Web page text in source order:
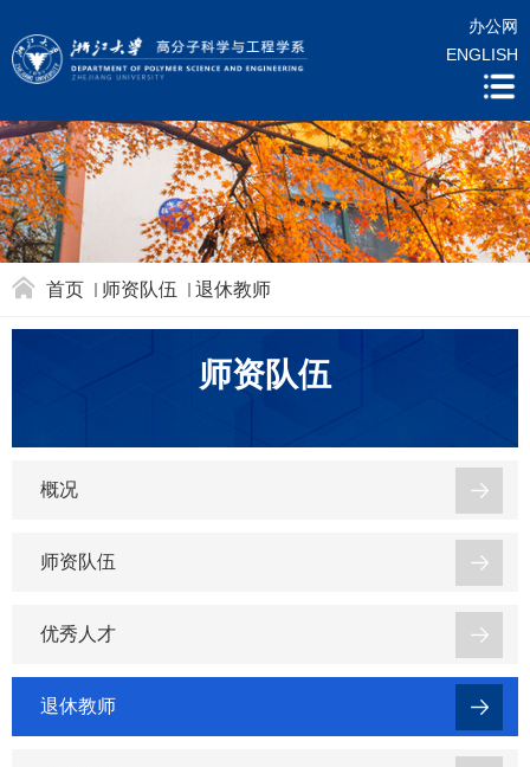
办公网
ENGLISH
首页 师资队伍 退休教师
师资队伍
概况
师资队伍
优秀人才
退休教师